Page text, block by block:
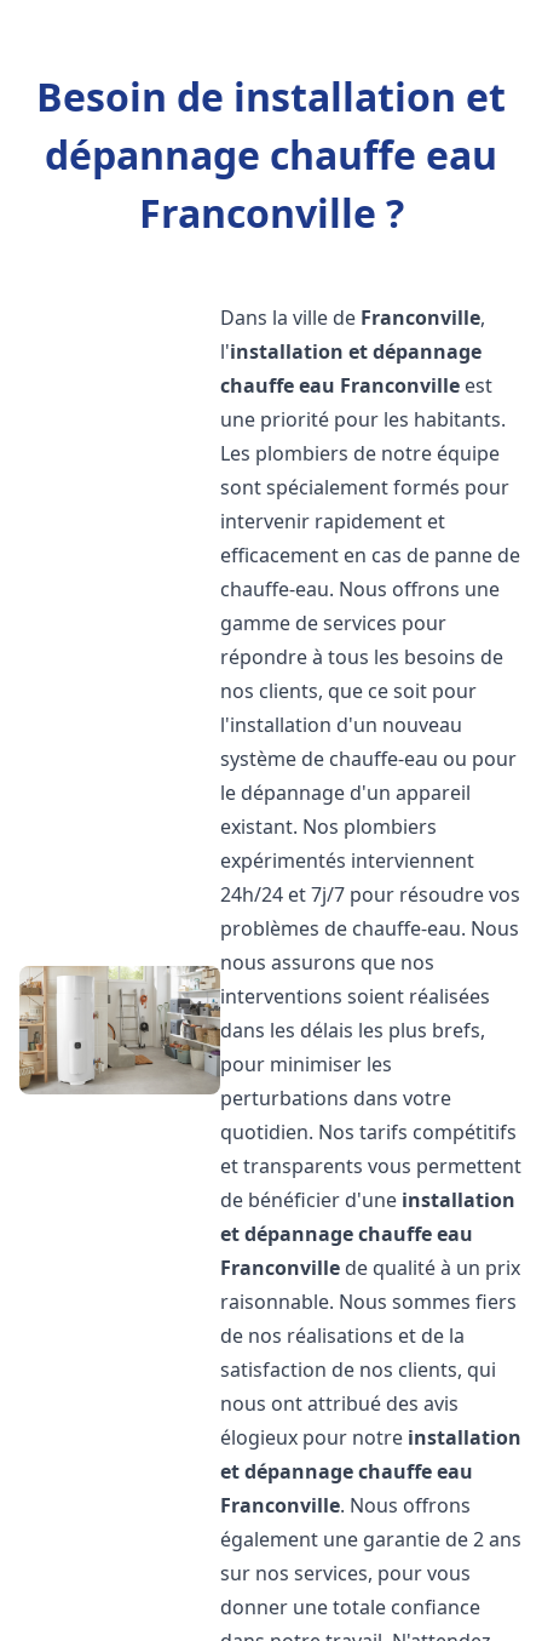
Besoin de installation et
dépannage chauffe eau
Franconville ?
Dans la ville de Franconville,
l'installation et dépannage
chauffe eau Franconville est
une priorité pour les habitants.
Les plombiers de notre équipe
sont spécialement formés pour
intervenir rapidement et
efficacement en cas de panne de
chauffe-eau. Nous offrons une
gamme de services pour
répondre à tous les besoins de
nos clients, que ce soit pour
l'installation d'un nouveau
système de chauffe-eau ou pour
le dépannage d'un appareil
existant. Nos plombiers
expérimentés interviennent
24h/24 et 7j/7 pour résoudre vos
problèmes de chauffe-eau. Nous
nous assurons que nos
interventions soient réalisées
dans les délais les plus brefs,
pour minimiser les
perturbations dans votre
quotidien. Nos tarifs compétitifs
et transparents vous permettent
de bénéficier d'une installation
et dépannage chauffe eau
Franconville de qualité à un prix
raisonnable. Nous sommes fiers
de nos réalisations et de la
satisfaction de nos clients, qui
nous ont attribué des avis
élogieux pour notre installation
et dépannage chauffe eau
Franconville. Nous offrons
également une garantie de 2 ans
sur nos services, pour vous
donner une totale confiance